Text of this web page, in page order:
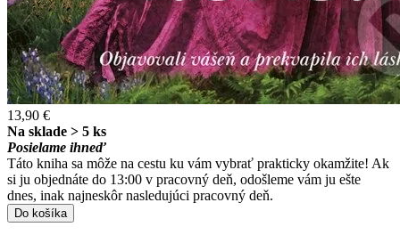
13,90 €
Na sklade > 5 ks
Posielame ihneď
Táto kniha sa môže na cestu ku vám vybrať prakticky okamžite! Ak
si ju objednáte do 13:00 v pracovný deň, odošleme vám ju ešte
dnes, inak najneskôr nasledujúci pracovný deň.
Do košíka